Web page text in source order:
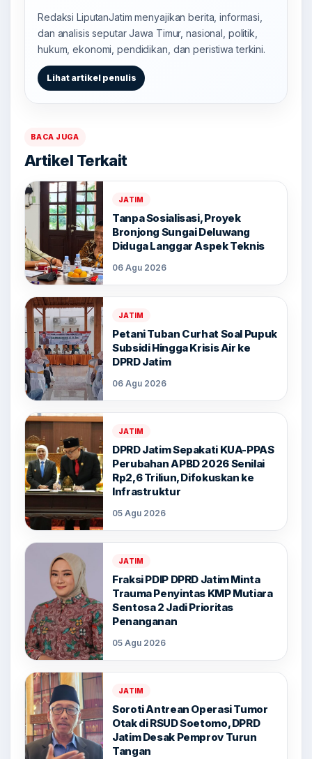
Redaksi LiputanJatim menyajikan berita, informasi,
dan analisis seputar Jawa Timur, nasional, politik,
hukum, ekonomi, pendidikan, dan peristiwa terkini.
Lihat artikel penulis
BACA JUGA
Artikel Terkait
JATIM
Tanpa Sosialisasi, Proyek
Bronjong Sungai Deluwang
Diduga Langgar Aspek Teknis
06 Agu 2026
JATIM
Petani Tuban Curhat Soal Pupuk
Subsidi Hingga Krisis Air ke
DPRD Jatim
06 Agu 2026
JATIM
DPRD Jatim Sepakati KUA-PPAS
Perubahan APBD 2026 Senilai
Rp2,6 Triliun, Difokuskan ke
Infrastruktur
05 Agu 2026
JATIM
Fraksi PDIP DPRD Jatim Minta
Trauma Penyintas KMP Mutiara
Sentosa 2 Jadi Prioritas
Penanganan
05 Agu 2026
JATIM
Soroti Antrean Operasi Tumor
Otak di RSUD Soetomo, DPRD
Jatim Desak Pemprov Turun
Tangan